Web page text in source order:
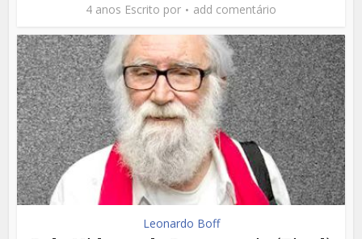
4 anos Escrito por add comentário
Leonardo Boff